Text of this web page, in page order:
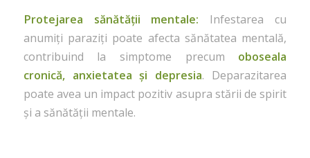
Protejarea sănătății mentale: Infestarea cu
anumiți paraziți poate afecta sănătatea mentală,
contribuind la simptome precum oboseala
cronică, anxietatea și depresia. Deparazitarea
poate avea un impact pozitiv asupra stării de spirit
și a sănătății mentale.